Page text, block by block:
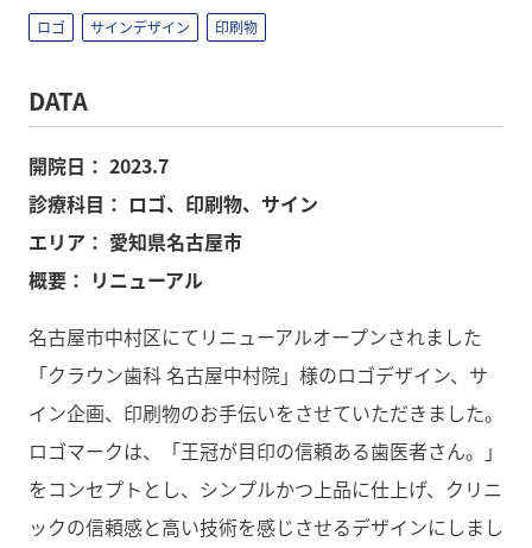
ロゴ サインデザイン 印刷物
DATA
開院日： 2023.7
診療科目： ロゴ、印刷物、サイン
エリア： 愛知県名古屋市
概要： リニューアル
名古屋市中村区にてリニューアルオープンされました
「クラウン歯科 名古屋中村院」様のロゴデザイン、サ
イン企画、印刷物のお手伝いをさせていただきました。
ロゴマークは、「王冠が目印の信頼ある歯医者さん。」
をコンセプトとし、シンプルかつ上品に仕上げ、クリニ
ックの信頼感と高い技術を感じさせるデザインにしまし